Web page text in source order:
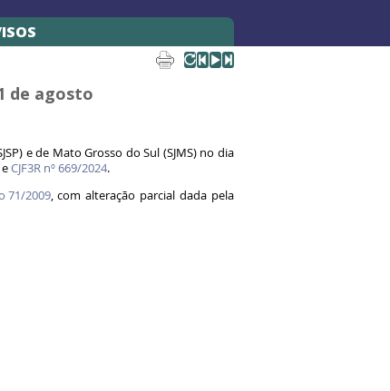
de agosto
e de Mato Grosso do Sul (SJMS) no dia
eCJF3R nº 669/2024.
71/2009, com alteração parcial dada pela